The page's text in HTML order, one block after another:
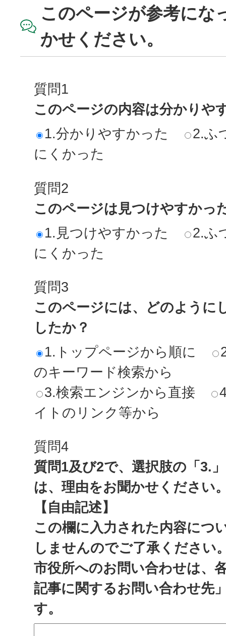
このページが参考にな
かせください。
質問1
このページの内容は分かりや
1.分かりやすかった
2.ふ
にくかった
質問2
このページは見つけやすかっ
1.見つけやすかった
2.ふ
にくかった
質問3
このページには、どのように
したか？
1.トップページから順に
のキーワード検索から
3.検索エンジンから直接
イトのリンク等から
質問4
質問1及び2で、選択肢の「3.
は、理由をお聞かせください
【自由記述】
この欄に入力された内容につ
しませんのでご了承ください
市役所へのお問い合わせは、
記事に関するお問い合わせ先
す。